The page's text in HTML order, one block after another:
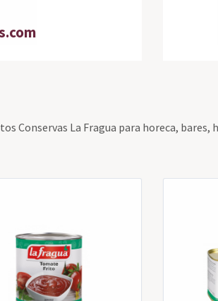
Conservas La Fragua para horeca,